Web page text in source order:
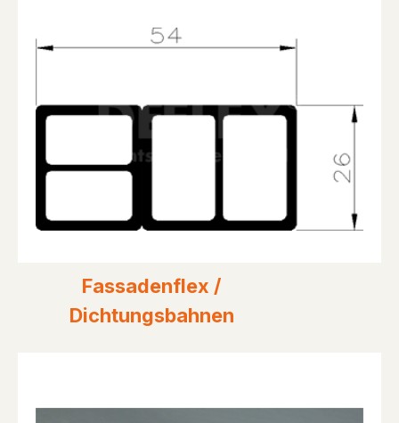
Fassadenflex /
Dichtungsbahnen